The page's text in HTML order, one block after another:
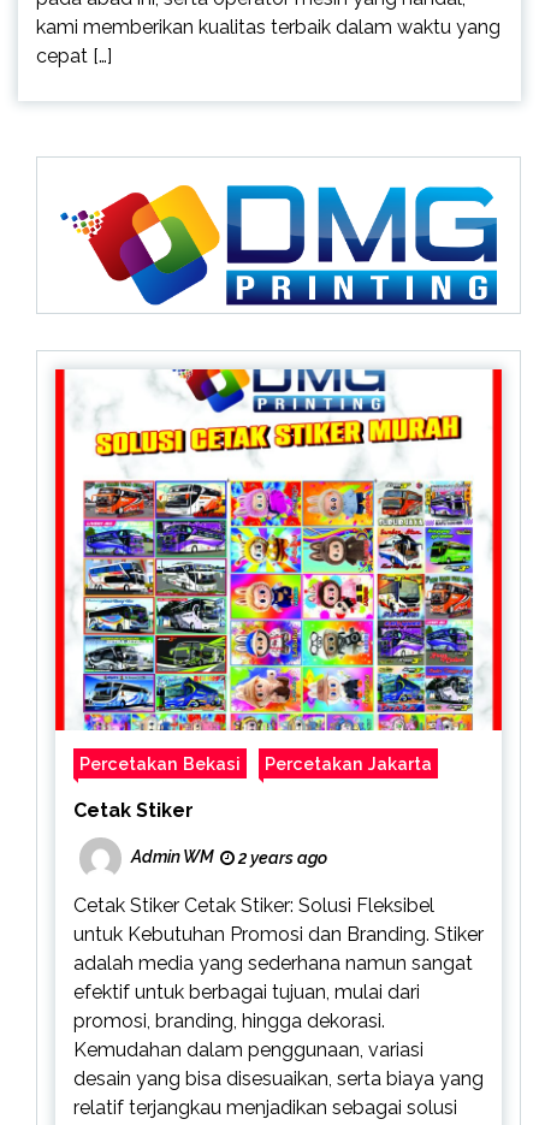
kami memberikan kualitas terbaik dalam waktu yang
cepat […]
Percetakan Bekasi Percetakan Jakarta
Cetak Stiker
Admin WM 2 years ago
Cetak Stiker Cetak Stiker: Solusi Fleksibel
untuk Kebutuhan Promosi dan Branding. Stiker
adalah media yang sederhana namun sangat
efektif untuk berbagai tujuan, mulai dari
promosi, branding, hingga dekorasi.
Kemudahan dalam penggunaan, variasi
desain yang bisa disesuaikan, serta biaya yang
relatif terjangkau menjadikan sebagai solusi